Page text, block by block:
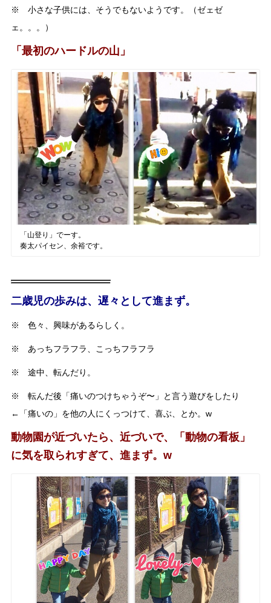
※ 小さな子供には、そうでもないようです。（ゼェゼ
ェ。。。）
「最初のハードルの山」
「山登り」でーす。
奏太パイセン、余裕です。
二歳児の歩みは、遅々として進まず。
※ 色々、興味があるらしく。
※ あっちフラフラ、こっちフラフラ
※ 途中、転んだり。
※ 転んだ後「痛いのつけちゃうぞ〜」と言う遊びをしたり
←「痛いの」を他の人にくっつけて、喜ぶ、とか。w
動物園が近づいたら、近づいで、「動物の看板」
に気を取られすぎて、進まず。w